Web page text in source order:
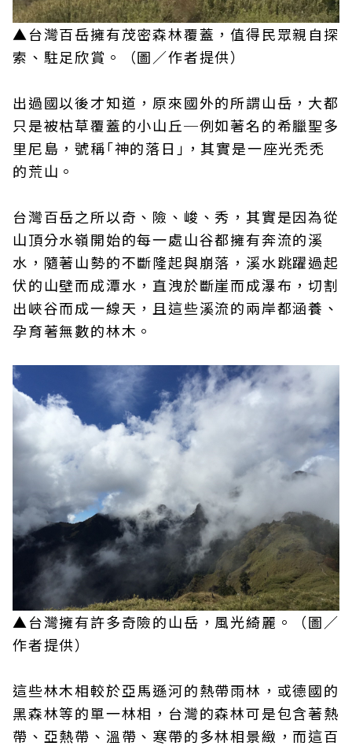
▲台灣百岳擁有茂密森林覆蓋，值得民眾親自探
索、駐足欣賞。（圖／作者提供）
出過國以後才知道，原來國外的所謂山岳，大都
只是被枯草覆蓋的小山丘─例如著名的希臘聖多
里尼島，號稱｢神的落日｣，其實是一座光禿禿
的荒山。
台灣百岳之所以奇、險、峻、秀，其實是因為從
山頂分水嶺開始的每一處山谷都擁有奔流的溪
水，隨著山勢的不斷隆起與崩落，溪水跳躍過起
伏的山壁而成潭水，直洩於斷崖而成瀑布，切割
出峽谷而成一線天，且這些溪流的兩岸都涵養、
孕育著無數的林木。
▲台灣擁有許多奇險的山岳，風光綺麗。（圖／
作者提供）
這些林木相較於亞馬遜河的熱帶雨林，或德國的
黑森林等的單一林相，台灣的森林可是包含著熱
帶、亞熱帶、溫帶、寒帶的多林相景緻，而這百